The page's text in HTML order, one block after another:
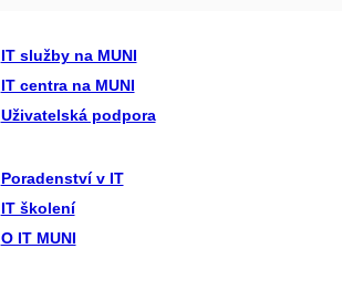
IT služby na MUNI
IT centra na MUNI
Uživatelská podpora
Poradenství v IT
IT školení
O IT MUNI